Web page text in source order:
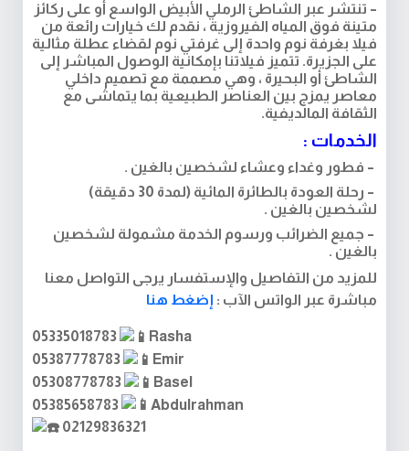
– تنتشر عبر الشاطئ الرملي الأبيض الواسع أو على ركائز
متينة فوق المياه الفيروزية ، نقدم لك خيارات رائعة من
فيلا بغرفة نوم واحدة إلى غرفتي نوم لقضاء عطلة مثالية
على الجزيرة. تتميز فيلاتنا بإمكانية الوصول المباشر إلى
الشاطئ أو البحيرة ، وهي مصممة مع تصميم داخلي
معاصر يمزج بين العناصر الطبيعية بما يتماشى مع
الثقافة المالديفية.
الخدمات :
– فطور وغداء وعشاء لشخصين بالغين .
– رحلة العودة بالطائرة المائية (لمدة 30 دقيقة)
لشخصين بالغين .
– جميع الضرائب ورسوم الخدمة مشمولة لشخصين
بالغين .
للمزيد من التفاصيل والإستفسار يرجى التواصل معنا
مباشرة عبر الواتس الآب : إضغط هنا
05335018783
Rasha
05387778783
Emir
05308778783
Basel
05385658783
Abdulrahman
02129836321